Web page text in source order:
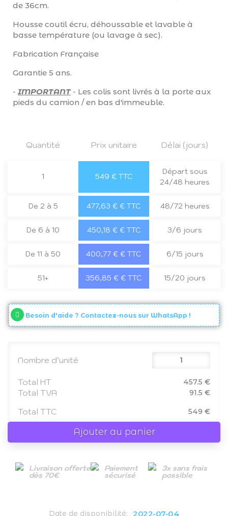
de 36cm.
Housse coutil écru, déhoussable et lavable à
basse température (ou lavage à sec).
Fabrication Française
Garantie 5 ans.
- IMPORTANT- Les colis sont livrés à la porte aux
pieds du camion / en bas d'immeuble.
Quantité Prix unitaire Délai (jours)
1 549 € TTC
Départ sous
24/48 heures
De 2 à 5 477,63 € € TTC 48/72 heures
De 6 à 10 450,18 € € TTC 3/6 jours
De 11 à 50 400,77 € € TTC 6/15 jours
51+ 356,85 € € TTC 15/20 jours
Besoin d'aide ? Contactez-nous sur WhatsApp !
Nombre d’unité
Total HT 457.5 €
Total TVA 91.5 €
Total TTC 549 €
Ajouter au panier
Livraison offerte
dès 70€
Paiement
sécurisé
3x sans frais
possible
Date de disponibilité: 2022-07-04